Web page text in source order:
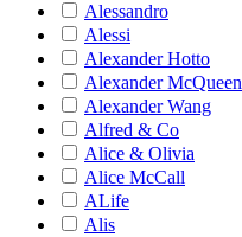
Alessandro
Alessi
Alexander Hotto
Alexander McQueen
Alexander Wang
Alfred & Co
Alice & Olivia
Alice McCall
ALife
Alis